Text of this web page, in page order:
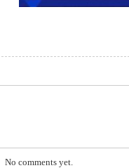
No comments yet.